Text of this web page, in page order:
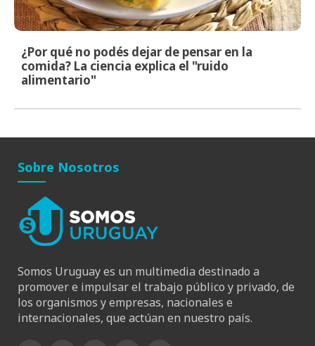
¿Por qué no podés dejar de pensar en la
comida? La ciencia explica el "ruido
alimentario"
Sobre Nosotros
Somos Uruguay es un multimedia destinado a
promover e impulsar el trabajo público y privado, de
los organismos y empresas, nacionales e
internacionales, que actúan en nuestro país.